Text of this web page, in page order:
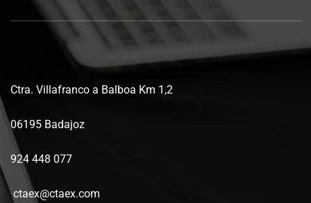
Ctra. Villafranco a Balboa Km 1,2
06195 Badajoz
924 448 077
ctaex@ctaex.com